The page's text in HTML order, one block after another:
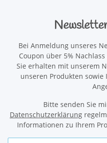
Bei Anmeldung unseres
Coupon über 5%
Sie erhalten mit unserem
unseren Produkten
Bitte senden Sie
Datenschutzerklärung
Informationen zu Ihrem